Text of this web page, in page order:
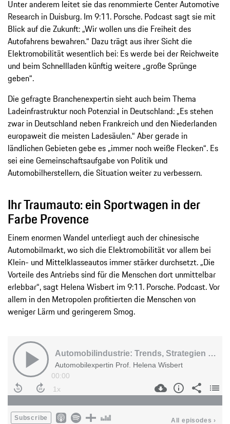
Unter anderem leitet sie das renommierte Center Automotive
Research in Duisburg. Im 9:11. Porsche. Podcast sagt sie mit
Blick auf die Zukunft: „Wir wollen uns die Freiheit des
Autofahrens bewahren.“ Dazu trägt aus ihrer Sicht die
Elektromobilität wesentlich bei: Es werde bei der Reichweite
und beim Schnellladen künftig weitere „große Sprünge
geben“.
Die gefragte Branchenexpertin sieht auch beim Thema
Ladeinfrastruktur noch Potenzial in Deutschland: „Es stehen
zwar in Deutschland neben Frankreich und den Niederlanden
europaweit die meisten Ladesäulen.“ Aber gerade in
ländlichen Gebieten gebe es „immer noch weiße Flecken“. Es
sei eine Gemeinschaftsaufgabe von Politik und
Automobilherstellern, die Situation weiter zu verbessern.
Ihr Traumauto: ein Sportwagen in der
Farbe Provence
Einem enormen Wandel unterliegt auch der chinesische
Automobilmarkt, wo sich die Elektromobilität vor allem bei
Klein- und Mittelklasseautos immer stärker durchsetzt. „Die
Vorteile des Antriebs sind für die Menschen dort unmittelbar
erlebbar“, sagt Helena Wisbert im 9:11. Porsche. Podcast. Vor
allem in den Metropolen profitierten die Menschen von
weniger Lärm und geringerem Smog.